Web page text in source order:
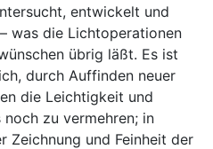
entwickelt und
was die Lichtoperationen
übrig läßt. Es ist
durch Auffinden neuer
die Leichtigkeit und
zu vermehren; in
Zeichnung und Feinheit der